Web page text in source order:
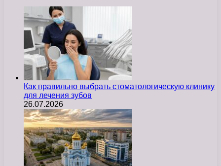
Как правильно выбрать стоматологическую клинику
для лечения зубов
26.07.2026